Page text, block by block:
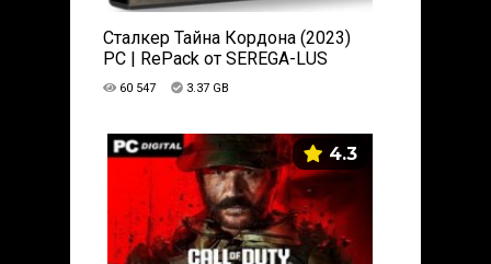
Сталкер Тайна Кордона (2023)
PC | RePack от SEREGA-LUS
60 547 3.37 GB
4.3